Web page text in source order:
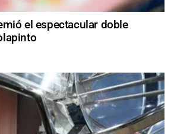
el espectacular doble